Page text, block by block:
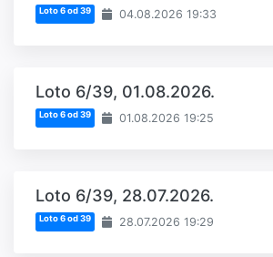
Loto 6 od 39 04.08.2026 19:33
Loto 6/39, 01.08.2026.
Loto 6 od 39 01.08.2026 19:25
Loto 6/39, 28.07.2026.
Loto 6 od 39 28.07.2026 19:29